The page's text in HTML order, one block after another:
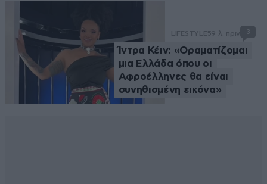
LIFESTYLE59 λ. πριν 3
Ίντρα Κέιν: «Οραματίζομαι
μια Ελλάδα όπου οι
Αφροέλληνες θα είναι
συνηθισμένη εικόνα»